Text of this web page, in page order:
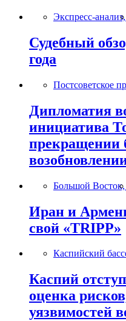
Экспресс-анализ,
Судебный
года
Постсоветское
Дипломатия
инициатива
прекращении
Большой Восток,
Иран и
свой «TRIPP»
Каспийский
Каспий
оценка
уязвимостей